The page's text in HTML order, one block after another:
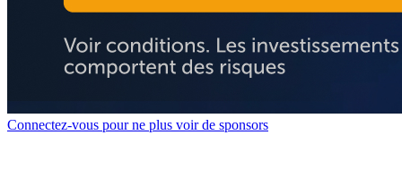
Connectez-vous pour ne plus voir de sponsors